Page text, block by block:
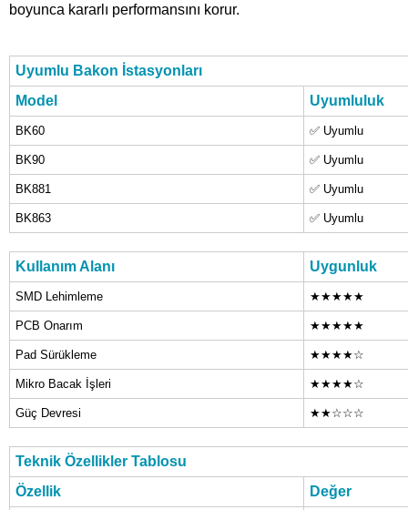
boyunca kararlı performansını korur.
Uyumlu Bakon İstasyonları
Model
Uyumluluk
BK60 ✅ Uyumlu
BK90 ✅ Uyumlu
BK881 ✅ Uyumlu
BK863 ✅ Uyumlu
Kullanım Alanı Uygunluk
SMD Lehimleme ★★★★★
PCB Onarım ★★★★★
Pad Sürükleme ★★★★☆
Mikro Bacak İşleri ★★★★☆
Güç Devresi ★★☆☆☆
Teknik Özellikler Tablosu
Özellik
Değer